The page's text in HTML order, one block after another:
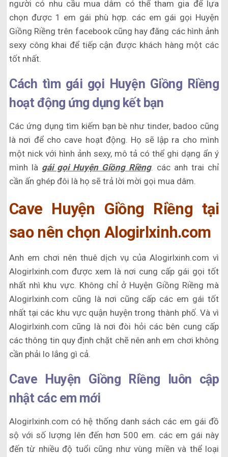
người có nhu cầu mua dâm có thể tham gia để lựa
chọn được 1 em gái phù hợp. các em gái gọi Huyện
Giồng Riềng trên facebook cũng hay đăng các hình ảnh
sexy công khai để tiếp cận được khách hàng một các
tốt nhất.
Cách tìm gái gọi Huyện Giồng Riềng
hoạt động ứng dụng kết bạn
Các ứng dụng tìm kiếm bạn bè như tinder, badoo cũng
là nơi để cho cave hoạt động. Họ sẽ lập ra cho mình
một nick với hình ảnh sexy, mô tả có thể ghi dạng ẩn ý
mình là gái gọi Huyện Giồng Riềng. các anh trai chỉ
cần ấn ghép đôi là họ sẽ trả lời mời gọi mua dâm.
Cave Huyện Giồng Riềng tại
sao nên chọn Alogirlxinh.com
Anh em chơi nên thuê dịch vụ của Alogirlxinh.com vì
Alogirlxinh.com được xem là nơi cung cấp gái gọi tốt
nhất nhì khu vực. Không chỉ ở Huyện Giồng Riềng mà
Alogirlxinh.com cũng là nơi cũng cấp các em gái tốt
nhất tại các khu vực quận huyện trong thành phố. Và vì
Alogirlxinh.com cũng là nơi đòi hỏi các bên cung cấp
các thông tin quy định chặt chẽ nên anh em chơi không
cần phải lo lắng gì cả.
Cave Huyện Giồng Riềng luôn cập
nhật các em mới
Alogirlxinh.com có hệ thống danh sách các em gái đồ
sộ với số lượng lên đến hơn 500 em. các em gái này
đến từ nhiều độ tuổi cũng như vùng miền và thể loại